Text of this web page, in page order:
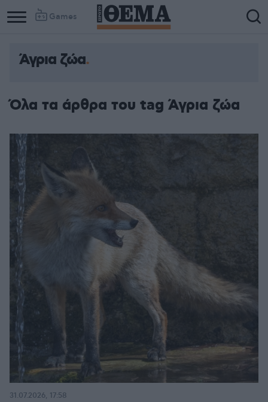
Games
Άγρια ζώα
Όλα τα άρθρα του tag Άγρια ζώα
31.07.2026, 17:58